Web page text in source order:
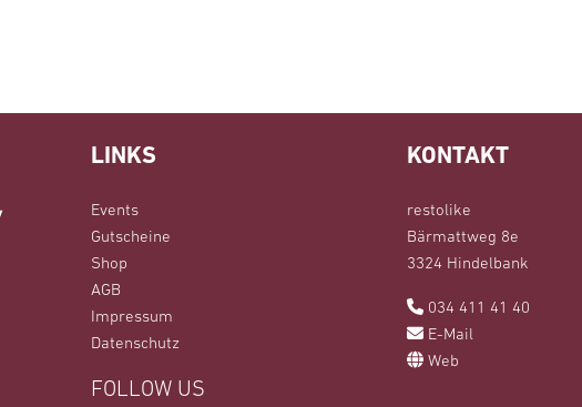
LINKS
Events
Gutscheine
Shop
AGB
Impressum
Datenschutz
FOLLOW US
KONTAKT
restolike
Bärmattweg 8e
3324 Hindelbank
034 411 41 40
E-Mail
Web